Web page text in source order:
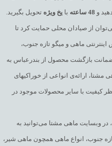
و 48 ساعته با یخ ویژه تحویل بگیرید.
از صیادان محلی حمایت کرد تا
اینترنتی ماهی و میگو تازه جنوب،
بازگشت محصول از بندرعباس به
ارائه‌ی انواعی از خوراکیهای
کیفیت با سایر محصولات موجود در
در وبسایت ماهی مشتا می‌توانید به
جنوب، انواع ماهی همچون ماهی شیر،